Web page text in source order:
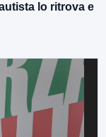
lo ritrova e